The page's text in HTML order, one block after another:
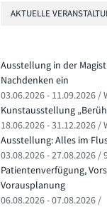
AKTUELLE
Ausstellung in der
Nachdenken ein
03.06.2026 - 11.09.2026 /
Kunstausstellung
18.06.2026 - 31.12.2026 /
Ausstellung: Alles im
03.08.2026 - 27.08.2026
Patientenverfügung,
Vorausplanung
06.08.2026 - 07.08.2026 /